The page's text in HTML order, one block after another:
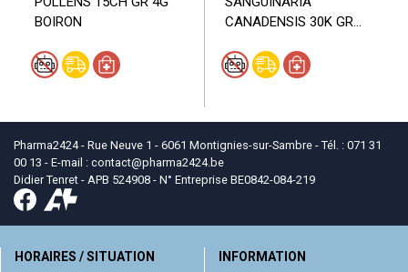
BOIRON
CANADENSIS 30K GR...
Pharma2424 - Rue Neuve 1 - 6061 Montignies-sur-Sambre - Tél. : 071 31
00 13 - E-mail : contact@pharma2424.be
Didier Tenret - APB 524908 - N° Entreprise BE0842-084-219
HORAIRES / SITUATION INFORMATION